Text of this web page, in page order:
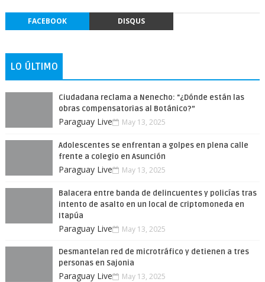
FACEBOOK DISQUS
LO ÚLTIMO
Ciudadana reclama a Nenecho: "¿Dónde están las
obras compensatorias al Botánico?”
Paraguay Live May 13, 2025
Adolescentes se enfrentan a golpes en plena calle
frente a colegio en Asunción
Paraguay Live May 13, 2025
Balacera entre banda de delincuentes y policías tras
intento de asalto en un local de criptomoneda en
Itapúa
Paraguay Live May 13, 2025
Desmantelan red de microtráfico y detienen a tres
personas en Sajonia
Paraguay Live May 13, 2025